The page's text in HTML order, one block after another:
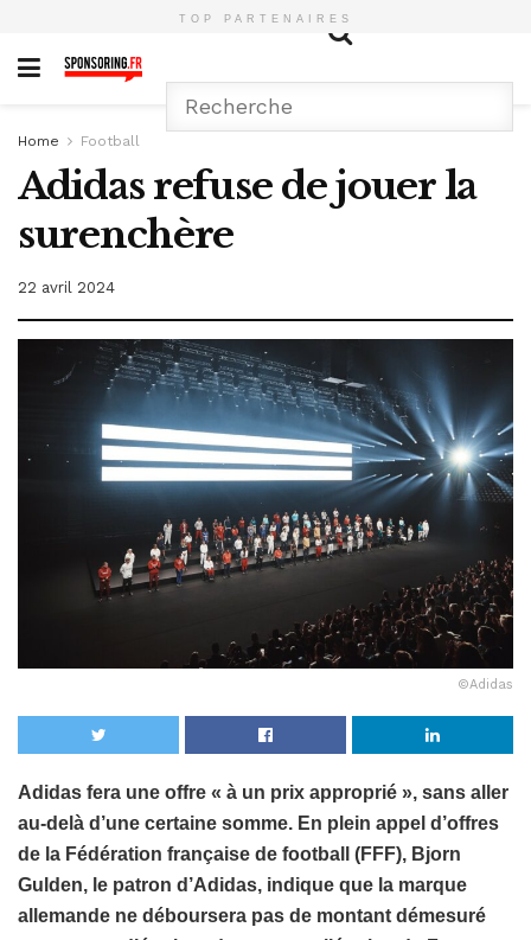
TOP PARTENAIRES
Home Football
Adidas refuse de jouer la
surenchère
22 avril 2024
©Adidas
Adidas fera une offre « à un prix approprié », sans aller
au-delà d’une certaine somme. En plein appel d’offres
de la Fédération française de football (FFF), Bjorn
Gulden, le patron d’Adidas, indique que la marque
allemande ne déboursera pas de montant démesuré